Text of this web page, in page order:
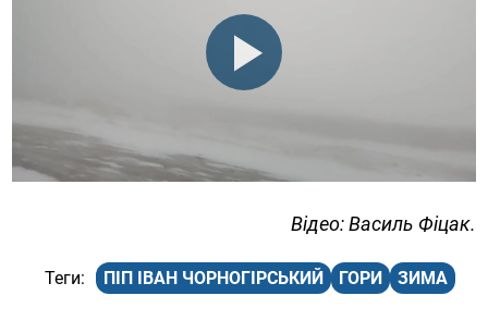
Відео: Василь Фіцак.
ПІП ІВАН ЧОРНОГІРСЬКИЙ ГОРИ ЗИМА